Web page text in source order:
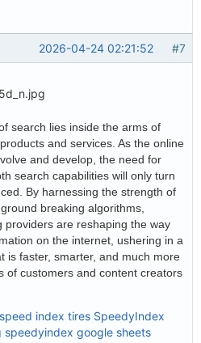
#7
2026-04-24 02:21:52
search lies inside the arms of
and services. As the online
and develop, the need for
search capabilities will only turn
By harnessing the strength of
breaking algorithms,
providers are reshaping the way
on the internet, ushering in a
is faster, smarter, and much more
of customers and content creators
speed index tires SpeedyIndex
speedyindex google sheets